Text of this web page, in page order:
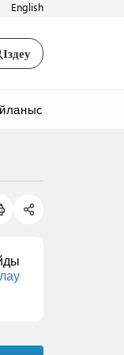
English
Іздеу